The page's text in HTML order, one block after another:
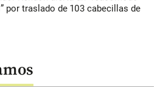
por traslado de 103 cabecillas de